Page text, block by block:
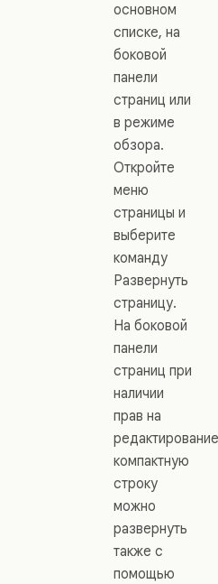
основном
списке, на
боковой
панели
страниц или
в режиме
обзора.
Откройте
меню
страницы и
выберите
команду
Развернуть
страницу.
На боковой
панели
страниц при
наличии
прав на
редактирование
компактную
строку
можно
развернуть
также с
помощью